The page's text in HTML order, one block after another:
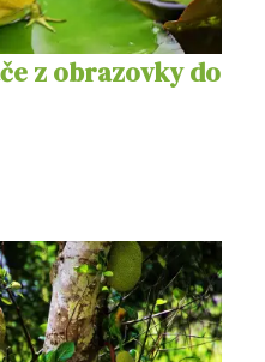
z obrazovky do